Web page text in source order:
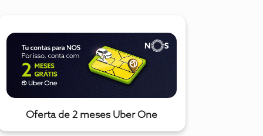
Oferta de 2 meses Uber One